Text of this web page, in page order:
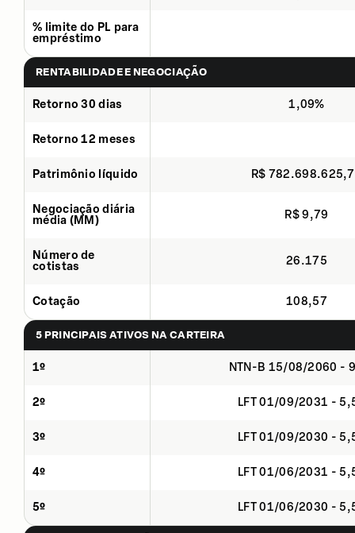
% limite do PL para
empréstimo
RENTABILIDADE E NEGOCIAÇÃO
Retorno 30 dias 1,09%
Retorno 12 meses
Patrimônio líquido R$
Negociação diária
média (MM)
R$ 9,79
Número de
cotistas
26.175
Cotação 108,57
5 PRINCIPAIS ATIVOS NA CARTEIRA
1º NTN-B 15/08/2060 -
2º LFT 01/09/2031 -
3º LFT 01/09/2030 -
4º LFT 01/06/2031 -
5º LFT 01/06/2030 -